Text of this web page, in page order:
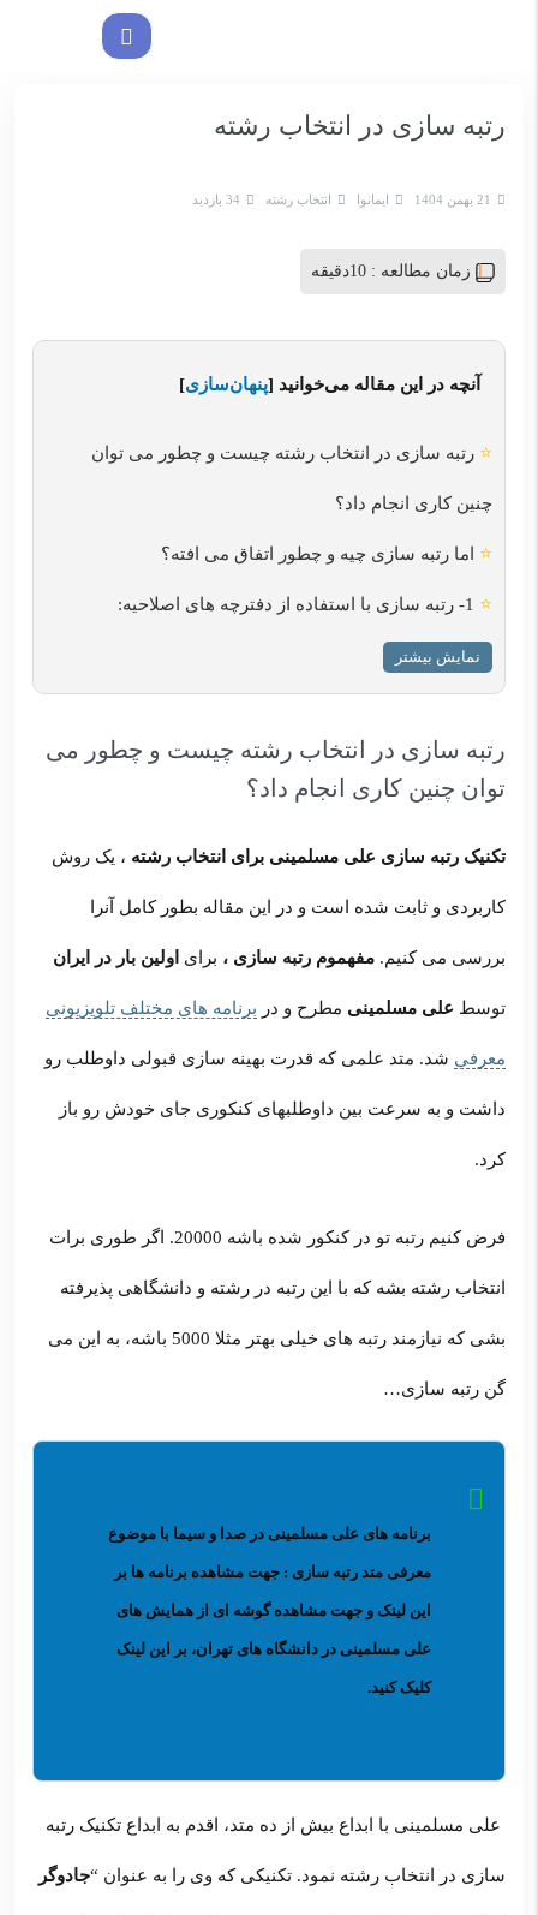
رتبه سازی در انتخاب رشته
21 بهمن 1404 ایمانوا انتخاب رشته 34 بازدید
زمان مطالعه : 10دقیقه
آنچه در این مقاله می‌خوانید [پنهان‌سازی]
⭐ رتبه سازی در انتخاب رشته چیست و چطور می توان
چنین کاری انجام داد؟
⭐ اما رتبه سازی چیه و چطور اتفاق می افته؟
⭐ 1- رتبه سازی با استفاده از دفترچه های اصلاحیه:
نمایش بیشتر
رتبه سازی در انتخاب رشته چیست و چطور می
توان چنین کاری انجام داد؟
تکنیک رتبه سازی علی مسلمینی برای انتخاب رشته ، یک روش
کاربردی و ثابت شده است و در این مقاله بطور کامل آنرا
بررسی می کنیم. مفهموم رتبه سازی ، برای اولین بار در ایران
توسط علی مسلمینی مطرح و در برنامه های مختلف تلویزیونی
معرفی شد. متد علمی که قدرت بهینه سازی قبولی داوطلب رو
داشت و به سرعت بین داوطلبهای کنکوری جای خودش رو باز
کرد.
فرض کنیم رتبه تو در کنکور شده باشه 20000. اگر طوری برات
انتخاب رشته بشه که با این رتبه در رشته و دانشگاهی پذیرفته
بشی که نیازمند رتبه های خیلی بهتر مثلا 5000 باشه، به این می
گن رتبه سازی…
برنامه های علی مسلمینی در صدا و سیما با موضوع
معرفی متد رتبه سازی : جهت مشاهده برنامه ها بر
این لینک و جهت مشاهده گوشه ای از همایش های
علی مسلمینی در دانشگاه های تهران، بر این لینک
کلیک کنید.
علی مسلمینی با ابداع بیش از ده متد، اقدم به ابداع تکنیک رتبه
سازی در انتخاب رشته نمود. تکنیکی که وی را به عنوان “جادوگر